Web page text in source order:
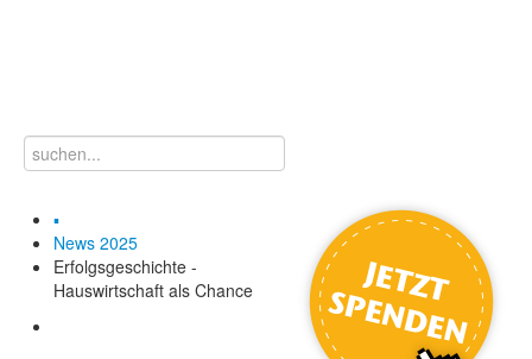
▪
News 2025
Erfolgsgeschichte -
Hauswirtschaft als Chance